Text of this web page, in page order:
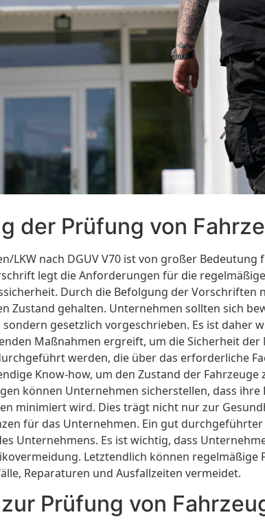
der Prüfung von
LKW nach DGUV V70 ist von großer
legt die Anforderungen für die
Durch die Befolgung der Vorschriften
Zustand gehalten. Unternehmen sollten sich
gesetzlich vorgeschrieben. Es ist
Maßnahmen ergreift, um die Sicherheit
werden, die über das erforderliche
Know-how, um den Zustand der
können Unternehmen sicherstellen, dass
minimiert wird. Dies trägt nicht nur zur
für das Unternehmen. Ein gut
Unternehmens. Es ist wichtig, dass
Letztendlich können
Reparaturen und Ausfallzeiten vermeidet.
Prüfung von